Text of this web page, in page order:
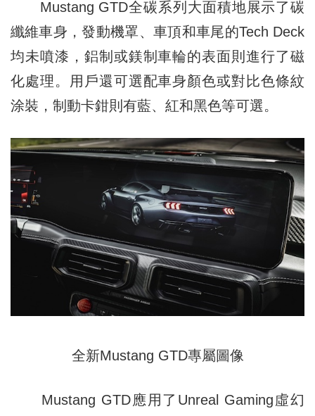
Mustang GTD全碳系列大面積地展示了碳
纖維車身，發動機罩、車頂和車尾的Tech Deck
均未噴漆，鋁制或鎂制車輪的表面則進行了磁
化處理。用戶還可選配車身顏色或對比色條紋
涂裝，制動卡鉗則有藍、紅和黑色等可選。
全新Mustang GTD專屬圖像
Mustang GTD應用了Unreal Gaming虛幻